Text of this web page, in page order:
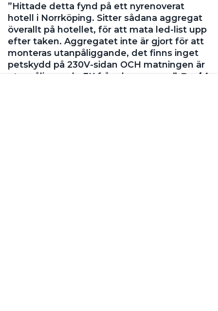
”Hittade detta fynd på ett nyrenoverat
hotell i Norrköping. Sitter sådana aggregat
överallt på hotellet, för att mata led-list upp
efter taken. Aggregatet inte är gjort för att
monteras utanpåliggande, det finns inget
petskydd på 230V-sidan OCH matningen är
utanpåliggande FK från dosan ovan.” David